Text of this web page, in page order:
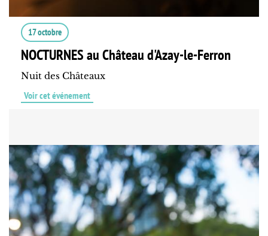
17 octobre
NOCTURNES au Château d'Azay-le-Ferron
Nuit des Châteaux
Voir cet événement